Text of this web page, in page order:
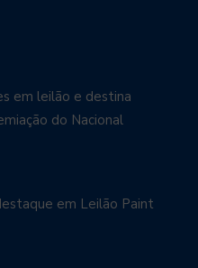
em leilão e destina
do Nacional
em Leilão Paint